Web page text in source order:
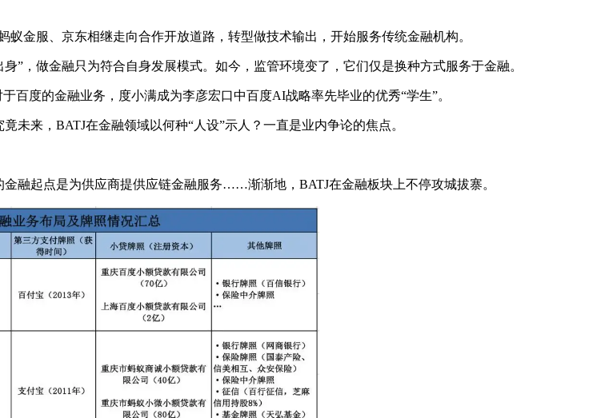
金服、京东相继走向合作开放道路，转型做技术输出，开始服务传统金融机构。
”，做金融只为符合自身发展模式。如今，监管环境变了，它们仅是换种方式服务于金融。
百度的金融业务，度小满成为李彦宏口中百度AI战略率先毕业的优秀“学生”。
未来，BATJ在金融领域以何种“人设”示人？一直是业内争论的焦点。
融起点是为供应商提供应链金融服务……渐渐地，BATJ在金融板块上不停攻城拔寨。